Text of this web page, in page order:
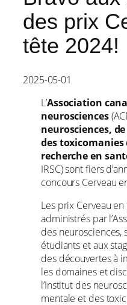
des prix
tête 2024!
2025-05-01
L’Association
neurosciences
neurosciences,
des
recherche en
IRSC) sont fiers
concours Cerveau
Les prix Cerveau en
administrés par
des neurosciences,
étudiants et aux
des découvertes à
les domaines et
l’Institut des
mentale et des